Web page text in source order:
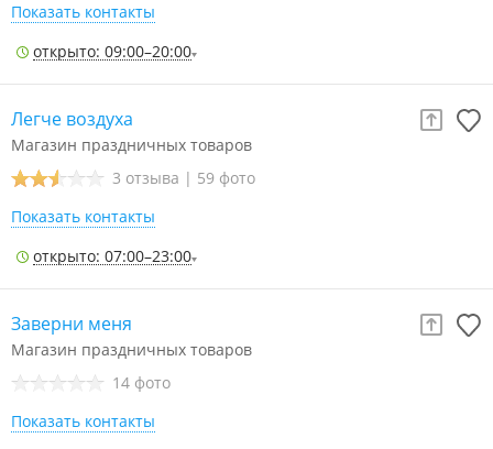
Показать контакты
открыто: 09:00–20:00
Легче воздуха
Магазин праздничных товаров
3 отзыва | 59 фото
Показать контакты
открыто: 07:00–23:00
Заверни меня
Магазин праздничных товаров
14 фото
Показать контакты